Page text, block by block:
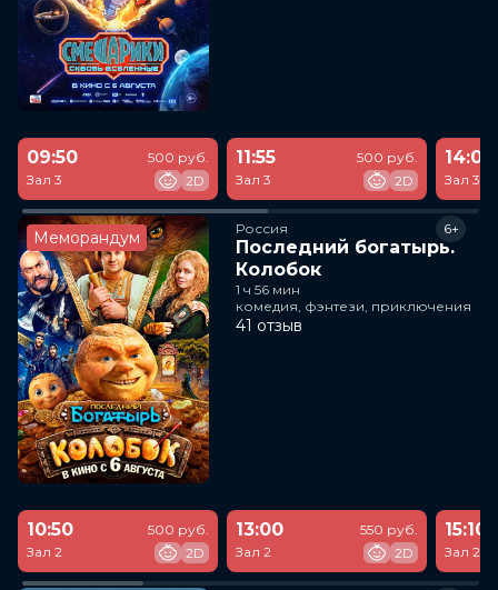
09:50
Зал 3
500 руб.
2D
11:55
Зал 3
500 руб.
2D
14:00
Зал 3
Меморандум Россия
Последний богатырь.
Колобок
6+
1 ч 56 мин
комедия, фэнтези, приключения
41 отзыв
10:50
Зал 2
500 руб.
2D
13:00
Зал 2
550 руб.
2D
15:10
Зал 2